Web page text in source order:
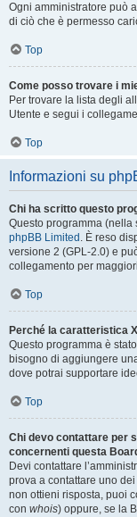
Ogni amministratore può
di ciò che è permesso
Top
Come posso trovare i
Per trovare la lista degli
Utente e segui i
Top
Informazioni su
Chi ha scritto questo
Questo programma
phpBB Limited . È reso
versione 2 (GPL-2.0) e
collegamento per
Top
Perché la caratteristica
Questo programma è
bisogno di aggiungere
dove potrai supportare
Top
Chi devo contattare per
concernenti questa
Devi contattare
prova a contattare uno
non ottieni risposta, puoi
con whois) oppure, se la